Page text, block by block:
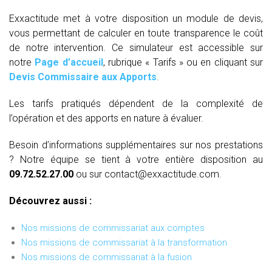
Exxactitude met à votre disposition un module de devis,
vous permettant de calculer en toute transparence le coût
de notre intervention. Ce simulateur est accessible sur
notre Page d’accueil, rubrique « Tarifs » ou en cliquant sur
Devis Commissaire aux Apports.
Les tarifs pratiqués dépendent de la complexité de
l’opération et des apports en nature à évaluer.
Besoin d’informations supplémentaires sur nos prestations
? Notre équipe se tient à votre entière disposition au
09.72.52.27.00 ou sur contact@exxactitude.com.
Découvrez aussi :
Nos missions de commissariat aux comptes
Nos missions de commissariat à la transformation
Nos missions de commissariat à la fusion